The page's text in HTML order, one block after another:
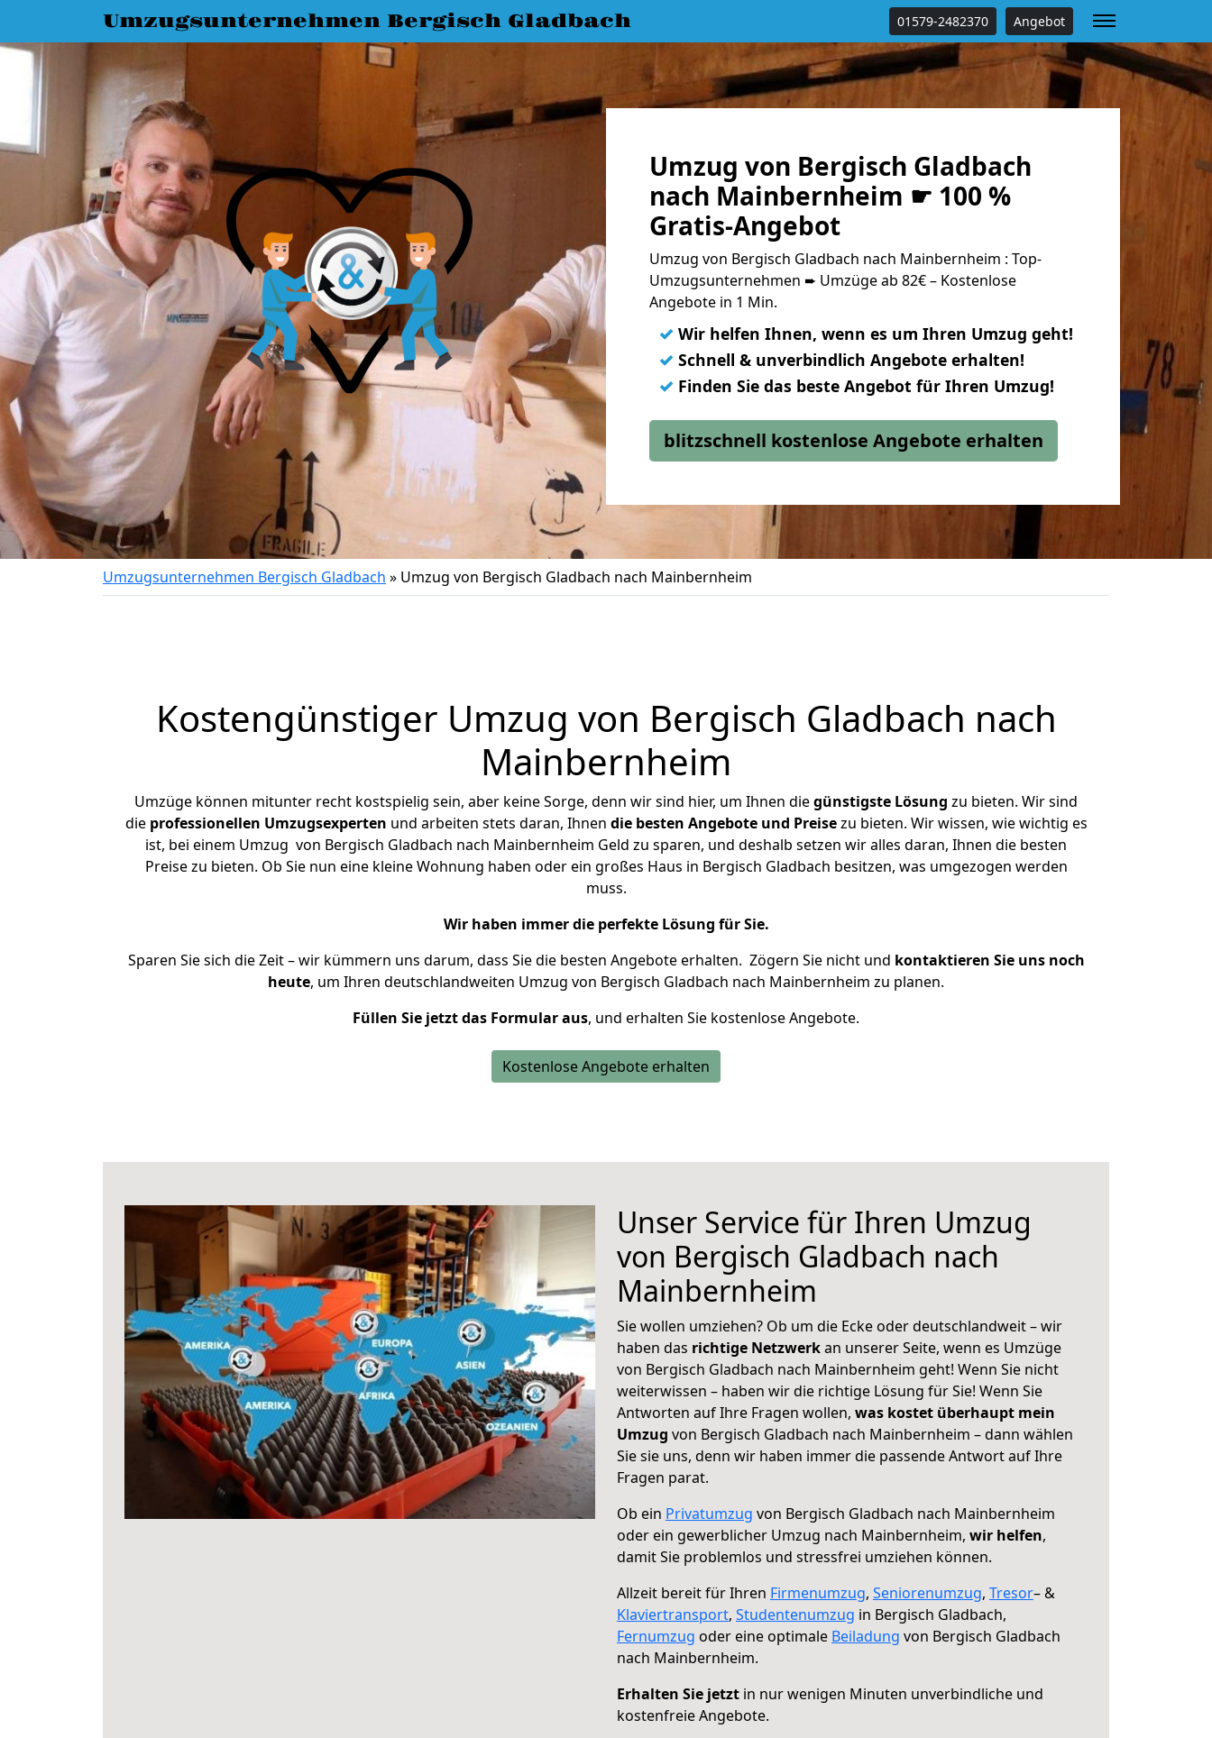
Umzugsunternehmen Bergisch Gladbach 01579-2482370 Angebot
Umzug von Bergisch Gladbach
nach Mainbernheim ☛ 100 %
Gratis-Angebot
Umzug von Bergisch Gladbach nach Mainbernheim : Top-
Umzugsunternehmen ➨ Umzüge ab 82€ – Kostenlose
Angebote in 1 Min.
✓ Wir helfen Ihnen, wenn es um Ihren Umzug geht!
✓ Schnell & unverbindlich Angebote erhalten!
✓ Finden Sie das beste Angebot für Ihren Umzug!
blitzschnell kostenlose Angebote erhalten
Umzugsunternehmen Bergisch Gladbach » Umzug von Bergisch Gladbach nach Mainbernheim
Kostengünstiger Umzug von Bergisch Gladbach nach
Mainbernheim
Umzüge können mitunter recht kostspielig sein, aber keine Sorge, denn wir sind hier, um Ihnen diegünstigste Lösung zu bieten. Wir sind
die professionellen Umzugsexperten und arbeiten stets daran, Ihnen die besten Angebote und Preisezu bieten. Wir wissen, wie wichtig es
ist, bei einem Umzug von Bergisch Gladbach nach Mainbernheim Geld zu sparen, und deshalb setzen wir alles daran, Ihnen die besten
Preise zu bieten. Ob Sie nun eine kleine Wohnung haben oder ein großes Haus in Bergisch Gladbach besitzen, was umgezogen werden
muss.
Wir haben immer die perfekte Lösung für Sie.
Sparen Sie sich die Zeit – wir kümmern uns darum, dass Sie die besten Angebote erhalten. Zögern Sie nicht und kontaktieren Sie uns noch
heute, um Ihren deutschlandweiten Umzug von Bergisch Gladbach nach Mainbernheim zu planen.
Füllen Sie jetzt das Formular aus, und erhalten Sie kostenlose Angebote.
Kostenlose Angebote erhalten
Unser Service für Ihren Umzug
von Bergisch Gladbach nach
Mainbernheim
Sie wollen umziehen? Ob um die Ecke oder deutschlandweit – wir
haben das richtige Netzwerkan unserer Seite, wenn es Umzüge
von Bergisch Gladbach nach Mainbernheim geht! Wenn Sie nicht
weiterwissen – haben wir die richtige Lösung für Sie! Wenn Sie
Antworten auf Ihre Fragen wollen, was kostet überhaupt mein
Umzug von Bergisch Gladbach nach Mainbernheim – dann wählen
Sie sie uns, denn wir haben immer die passende Antwort auf Ihre
Fragen parat.
Ob ein Privatumzug von Bergisch Gladbach nach Mainbernheim
oder ein gewerblicher Umzug nach Mainbernheim, wir helfen,
damit Sie problemlos und stressfrei umziehen können.
Allzeit bereit für Ihren Firmenumzug, Seniorenumzug, Tresor– &
Klaviertransport, Studentenumzug in Bergisch Gladbach,
Fernumzug oder eine optimale Beiladung von Bergisch Gladbach
nach Mainbernheim.
Erhalten Sie jetzt in nur wenigen Minuten unverbindliche und
kostenfreie Angebote.